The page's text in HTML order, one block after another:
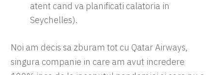
atent cand va planificati calatoria in
Seychelles).
Noi am decis sa zburam tot cu Qatar Airways,
singura companie in care am avut incredere